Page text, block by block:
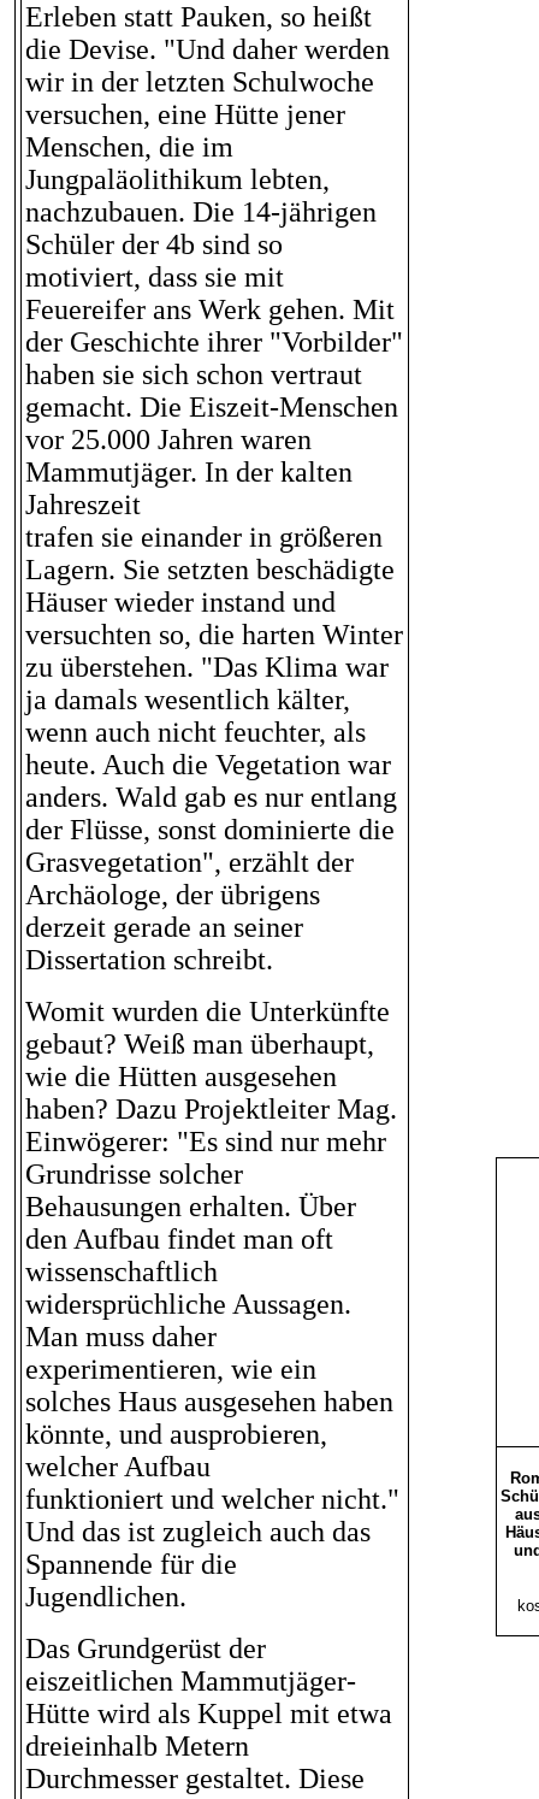
Erleben statt Pauken, so heißt
die Devise. "Und daher werden
wir in der letzten Schulwoche
versuchen, eine Hütte jener
Menschen, die im
Jungpaläolithikum lebten,
nachzubauen. Die 14-jährigen
Schüler der 4b sind so
motiviert, dass sie mit
Feuereifer ans Werk gehen. Mit
der Geschichte ihrer "Vorbilder"
haben sie sich schon vertraut
gemacht. Die Eiszeit-Menschen
vor 25.000 Jahren waren
Mammutjäger. In der kalten
Jahreszeit
trafen sie einander in größeren
Lagern. Sie setzten beschädigte
Häuser wieder instand und
versuchten so, die harten Winter
zu überstehen. "Das Klima war
ja damals wesentlich kälter,
wenn auch nicht feuchter, als
heute. Auch die Vegetation war
anders. Wald gab es nur entlang
der Flüsse, sonst dominierte die
Grasvegetation", erzählt der
Archäologe, der übrigens
derzeit gerade an seiner
Dissertation schreibt.
Womit wurden die Unterkünfte
gebaut? Weiß man überhaupt,
wie die Hütten ausgesehen
haben? Dazu Projektleiter Mag.
Einwögerer: "Es sind nur mehr
Grundrisse solcher
Behausungen erhalten. Über
den Aufbau findet man oft
wissenschaftlich
widersprüchliche Aussagen.
Man muss daher
experimentieren, wie ein
solches Haus ausgesehen haben
könnte, und ausprobieren,
welcher Aufbau
funktioniert und welcher nicht."
Und das ist zugleich auch das
Spannende für die
Jugendlichen.
Das Grundgerüst der
eiszeitlichen Mammutjäger-
Hütte wird als Kuppel mit etwa
dreieinhalb Metern
Durchmesser gestaltet. Diese